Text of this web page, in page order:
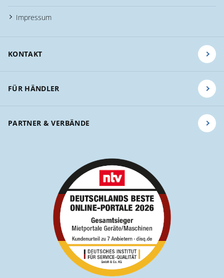
Impressum
KONTAKT
FÜR HÄNDLER
PARTNER & VERBÄNDE